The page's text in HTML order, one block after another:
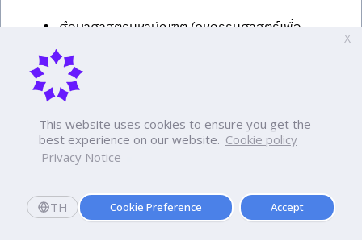
This website uses cookies to ensure you get the
best experience on our website. Cookie policy
Privacy Notice
TH Cookie Preference Accept
X
ศึกษาศาสตรมหาบัณฑิต (คหกรรมศาสตร์เพื่อ
พัฒนาชุมชน) มหาวิทยาลัยรามคำแหง
คหกรรมศาสตรบัณฑิต (อาหารและโภชนาการ)
มหาวิทยาลัยเทคโนโลยีราชมงคล